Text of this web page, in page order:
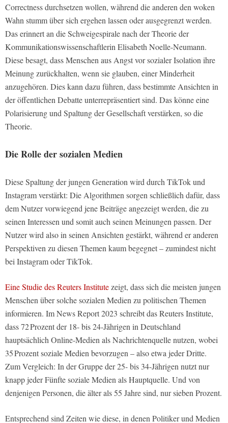
Correctness durchsetzen wollen, während die anderen den woken
Wahn stumm über sich ergehen lassen oder ausgegrenzt werden.
Das erinnert an die Schweigespirale nach der Theorie der
Kommunikationswissenschaftlerin Elisabeth Noelle-Neumann.
Diese besagt, dass Menschen aus Angst vor sozialer Isolation ihre
Meinung zurückhalten, wenn sie glauben, einer Minderheit
anzugehören. Dies kann dazu führen, dass bestimmte Ansichten in
der öffentlichen Debatte unterrepräsentiert sind. Das könne eine
Polarisierung und Spaltung der Gesellschaft verstärken, so die
Theorie.
Die Rolle der sozialen Medien
Diese Spaltung der jungen Generation wird durch TikTok und
Instagram verstärkt: Die Algorithmen sorgen schließlich dafür, dass
dem Nutzer vorwiegend jene Beiträge angezeigt werden, die zu
seinen Interessen und somit auch seinen Meinungen passen. Der
Nutzer wird also in seinen Ansichten gestärkt, während er anderen
Perspektiven zu diesen Themen kaum begegnet – zumindest nicht
bei Instagram oder TikTok.
Eine Studie des Reuters Institutezeigt, dass sich die meisten jungen
Menschen über solche sozialen Medien zu politischen Themen
informieren. Im News Report 2023 schreibt das Reuters Institute,
dass 72 Prozent der 18- bis 24-Jährigen in Deutschland
hauptsächlich Online-Medien als Nachrichtenquelle nutzen, wobei
35 Prozent soziale Medien bevorzugen – also etwa jeder Dritte.
Zum Vergleich: In der Gruppe der 25- bis 34-Jährigen nutzt nur
knapp jeder Fünfte soziale Medien als Hauptquelle. Und von
denjenigen Personen, die älter als 55 Jahre sind, nur sieben Prozent.
Entsprechend sind Zeiten wie diese, in denen Politiker und Medien